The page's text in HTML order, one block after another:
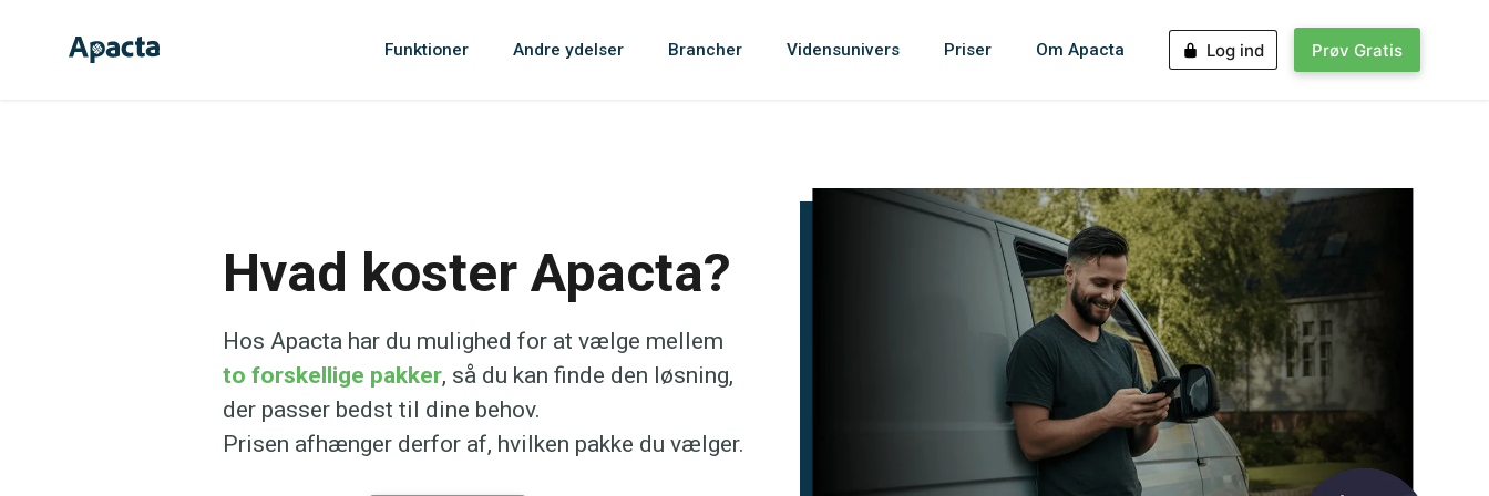
Funktioner Andre ydelser Brancher Vidensunivers Priser Om Apacta Log ind Prøv Gratis
Hvad koster Apacta?
Hos Apacta har du mulighed for at vælge mellem
to forskellige pakker, så du kan finde den løsning,
der passer bedst til dine behov.
Prisen afhænger derfor af, hvilken pakke du vælger.